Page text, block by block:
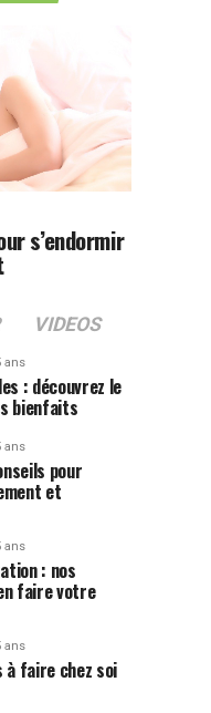
s’endormir
VIDEOS
ans
: découvrez le
bienfaits
ans
pour
et
ans
: nos
faire votre
ans
à faire chez soi